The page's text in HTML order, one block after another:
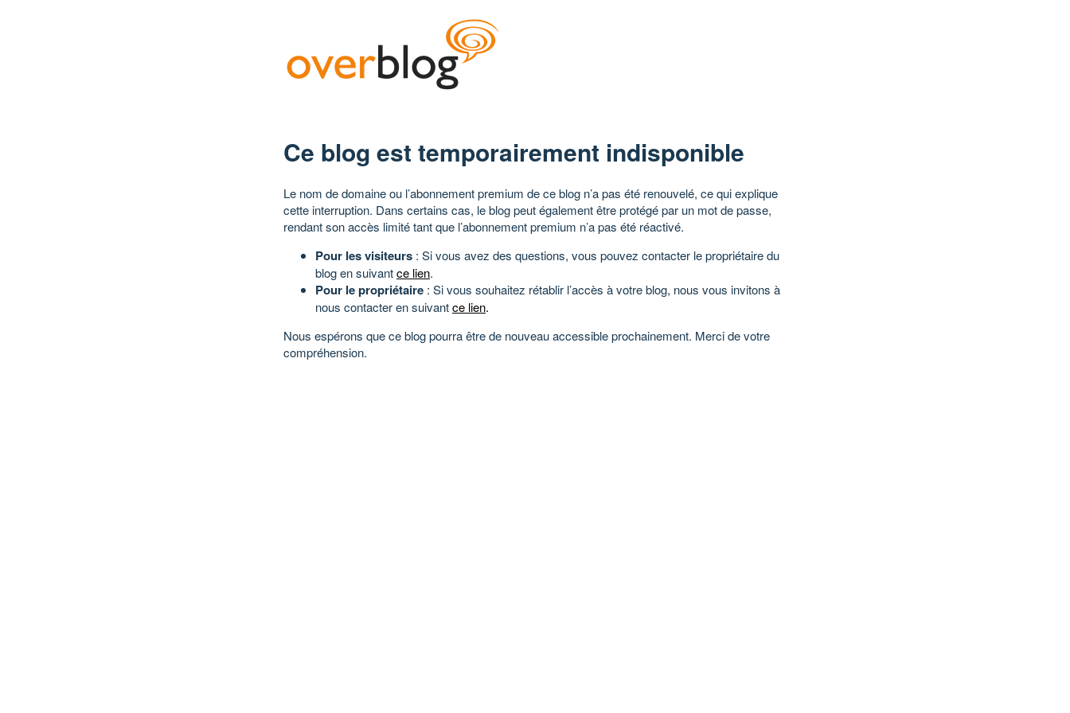
Ce blog est temporairement indisponible
Le nom de domaine ou l’abonnement premium de ce blog n’a pas été renouvelé, ce qui explique
cette interruption. Dans certains cas, le blog peut également être protégé par un mot de passe,
rendant son accès limité tant que l’abonnement premium n’a pas été réactivé.
Pour les visiteurs : Si vous avez des questions, vous pouvez contacter le propriétaire du
blog en suivantce lien.
Pour le propriétaire : Si vous souhaitez rétablir l’accès à votre blog, nous vous invitons à
nous contacter en suivantce lien.
Nous espérons que ce blog pourra être de nouveau accessible prochainement. Merci de votre
compréhension.